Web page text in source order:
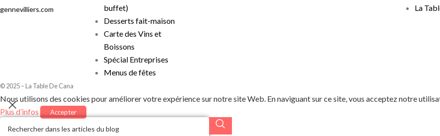
gennevilliers.com
buffet)
Desserts fait-maison
Carte des Vins et
Boissons
Spécial Entreprises
Menus de fêtes
La
© 2025 – La Table De Cana
Nous utilisons des cookies pour améliorer votre expérience sur notre site Web. En naviguant sur ce site, vous acceptez notre
Plus d’infos
Accepter